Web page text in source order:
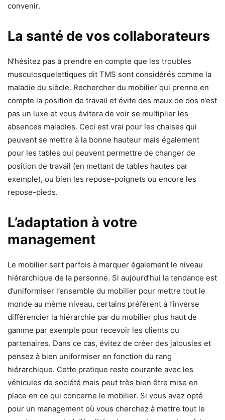
convenir.
La santé de vos collaborateurs
N’hésitez pas à prendre en compte que les troubles
musculosquelettiques dit TMS sont considérés comme la
maladie du siècle. Rechercher du mobilier qui prenne en
compte la position de travail et évite des maux de dos n’est
pas un luxe et vous évitera de voir se multiplier les
absences maladies. Ceci est vrai pour les chaises qui
peuvent se mettre à la bonne hauteur mais également
pour les tables qui peuvent permettre de changer de
position de travail (en mettant de tables hautes par
exemple), ou bien les repose-poignets ou encore les
repose-pieds.
L’adaptation à votre
management
Le mobilier sert parfois à marquer également le niveau
hiérarchique de la personne. Si aujourd’hui la tendance est
d’uniformiser l’ensemble du mobilier pour mettre tout le
monde au même niveau, certains préfèrent à l’inverse
différencier la hiérarchie par du mobilier plus haut de
gamme par exemple pour recevoir les clients ou
partenaires. Dans ce cas, évitez de créer des jalousies et
pensez à bien uniformiser en fonction du rang
hiérarchique. Cette pratique reste courante avec les
véhicules de société mais peut très bien être mise en
place en ce qui concerne le mobilier. Si vous avez opté
pour un management où vous cherchez à mettre tout le